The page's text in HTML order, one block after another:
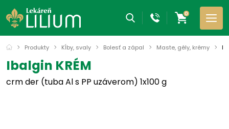
0
Produkty Kĺby, svaly Bolesť a zápal Maste, gély, krémy
Ibalgin KRÉM
crm der (tuba Al s PP uzáverom) 1x100 g